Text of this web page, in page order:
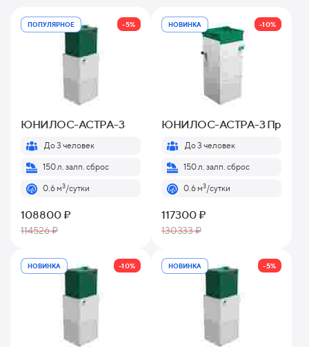
ПОПУЛЯРНОЕ -5%
ЮНИЛОС-АСТРА-3
До 3 человек
150 л. залп. сброс
0.6 м3/сутки
108800 ₽
114526 ₽
НОВИНКА -10%
ЮНИЛОС-АСТРА-3 Пр
До 3 человек
150 л. залп. сброс
0.6 м3/сутки
117300 ₽
130333 ₽
НОВИНКА -10% НОВИНКА -5%